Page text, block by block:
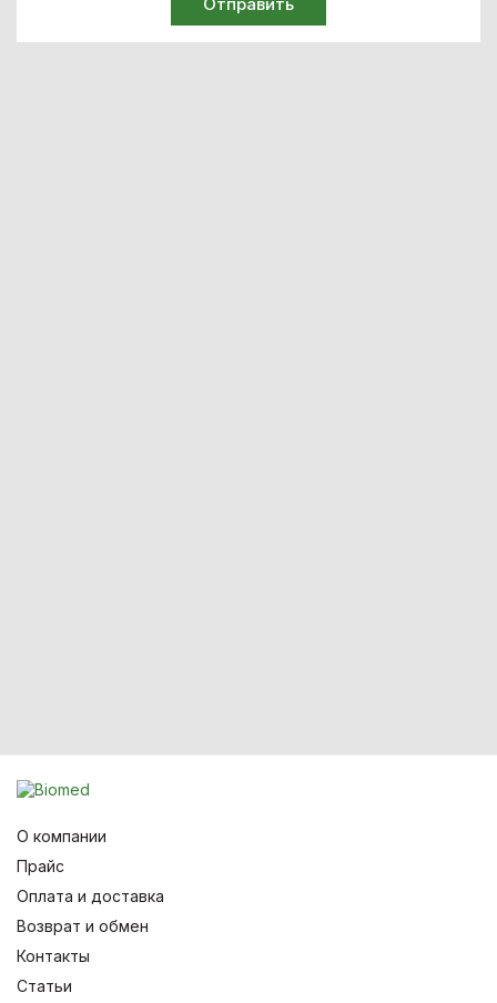
О компании
Прайс
Оплата и доставка
Возврат и обмен
Контакты
Статьи